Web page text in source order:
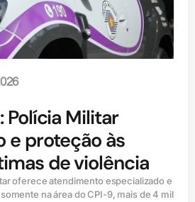
Polícia Militar
e proteção às
de violência
oferece atendimento especializado e
na área do CPI-9, mais de 4 mil